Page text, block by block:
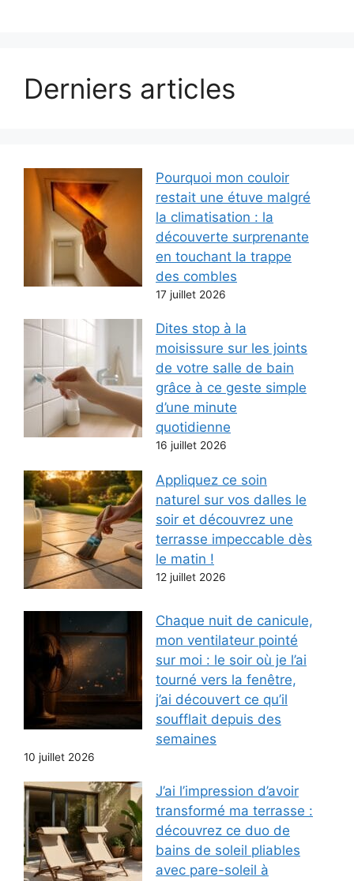
Derniers articles
Pourquoi mon couloir
restait une étuve malgré
la climatisation : la
découverte surprenante
en touchant la trappe
des combles
17 juillet 2026
Dites stop à la
moisissure sur les joints
de votre salle de bain
grâce à ce geste simple
d’une minute
quotidienne
16 juillet 2026
Appliquez ce soin
naturel sur vos dalles le
soir et découvrez une
terrasse impeccable dès
le matin !
12 juillet 2026
Chaque nuit de canicule,
mon ventilateur pointé
sur moi : le soir où je l’ai
tourné vers la fenêtre,
j’ai découvert ce qu’il
soufflait depuis des
semaines
10 juillet 2026
J’ai l’impression d’avoir
transformé ma terrasse :
découvrez ce duo de
bains de soleil pliables
avec pare-soleil à